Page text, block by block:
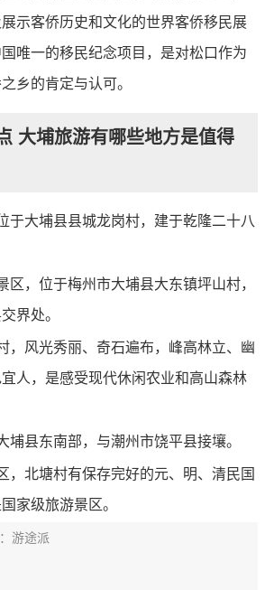
示客侨历史和文化的世界客侨移民展
唯一的移民纪念项目，是对松口作为
乡的肯定与认可。
大埔旅游有哪些地方是值得
于大埔县县城龙岗村，建于乾隆二十八
区，位于梅州市大埔县大东镇坪山村，
界处。
，风光秀丽、奇石遍布，峰高林立、幽
人，是感受现代休闲农业和高山森林
埔县东南部，与潮州市饶平县接壤。
，北塘村有保存完好的元、明、清民国
家级旅游景区。
游途派